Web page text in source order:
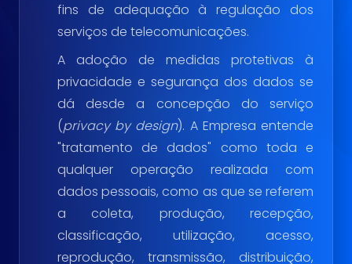
fins de adequação à regulação dos
serviços de telecomunicações.
A adoção de medidas protetivas à
privacidade e segurança dos dados se
dá desde a concepção do serviço
(privacy by design). A Empresa entende
"tratamento de dados" como toda e
qualquer operação realizada com
dados pessoais, como as que se referem
a coleta, produção, recepção,
classificação, utilização, acesso,
reprodução, transmissão, distribuição,